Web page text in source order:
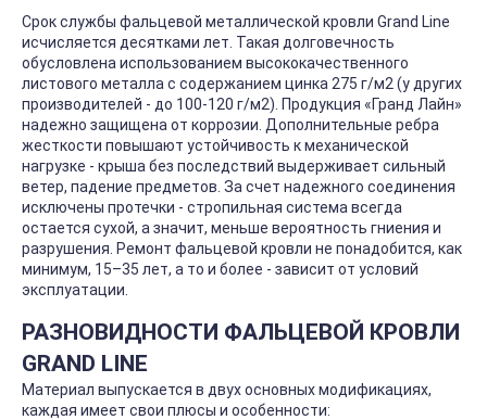
Срок службы фальцевой металлической кровли Grand Line
исчисляется десятками лет. Такая долговечность
обусловлена использованием высококачественного
листового металла с содержанием цинка 275 г/м2 (у других
производителей - до 100-120 г/м2). Продукция «Гранд Лайн»
надежно защищена от коррозии. Дополнительные ребра
жесткости повышают устойчивость к механической
нагрузке - крыша без последствий выдерживает сильный
ветер, падение предметов. За счет надежного соединения
исключены протечки - стропильная система всегда
остается сухой, а значит, меньше вероятность гниения и
разрушения. Ремонт фальцевой кровли не понадобится, как
минимум, 15–35 лет, а то и более - зависит от условий
эксплуатации.
РАЗНОВИДНОСТИ ФАЛЬЦЕВОЙ КРОВЛИ
GRAND LINE
Материал выпускается в двух основных модификациях,
каждая имеет свои плюсы и особенности: